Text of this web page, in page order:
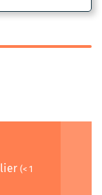
(< 1